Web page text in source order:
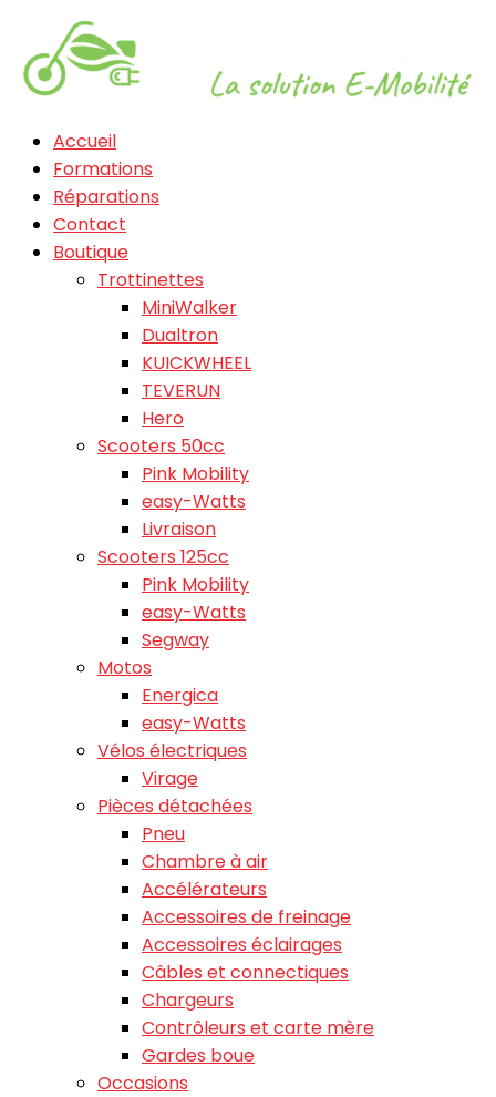
Accueil
Formations
Réparations
Contact
Boutique
Trottinettes
MiniWalker
Dualtron
KUICKWHEEL
TEVERUN
Hero
Scooters 50cc
Pink Mobility
easy-Watts
Livraison
Scooters 125cc
Pink Mobility
easy-Watts
Segway
Motos
Energica
easy-Watts
Vélos électriques
Virage
Pièces détachées
Pneu
Chambre à air
Accélérateurs
Accessoires de freinage
Accessoires éclairages
Câbles et connectiques
Chargeurs
Contrôleurs et carte mère
Gardes boue
Occasions